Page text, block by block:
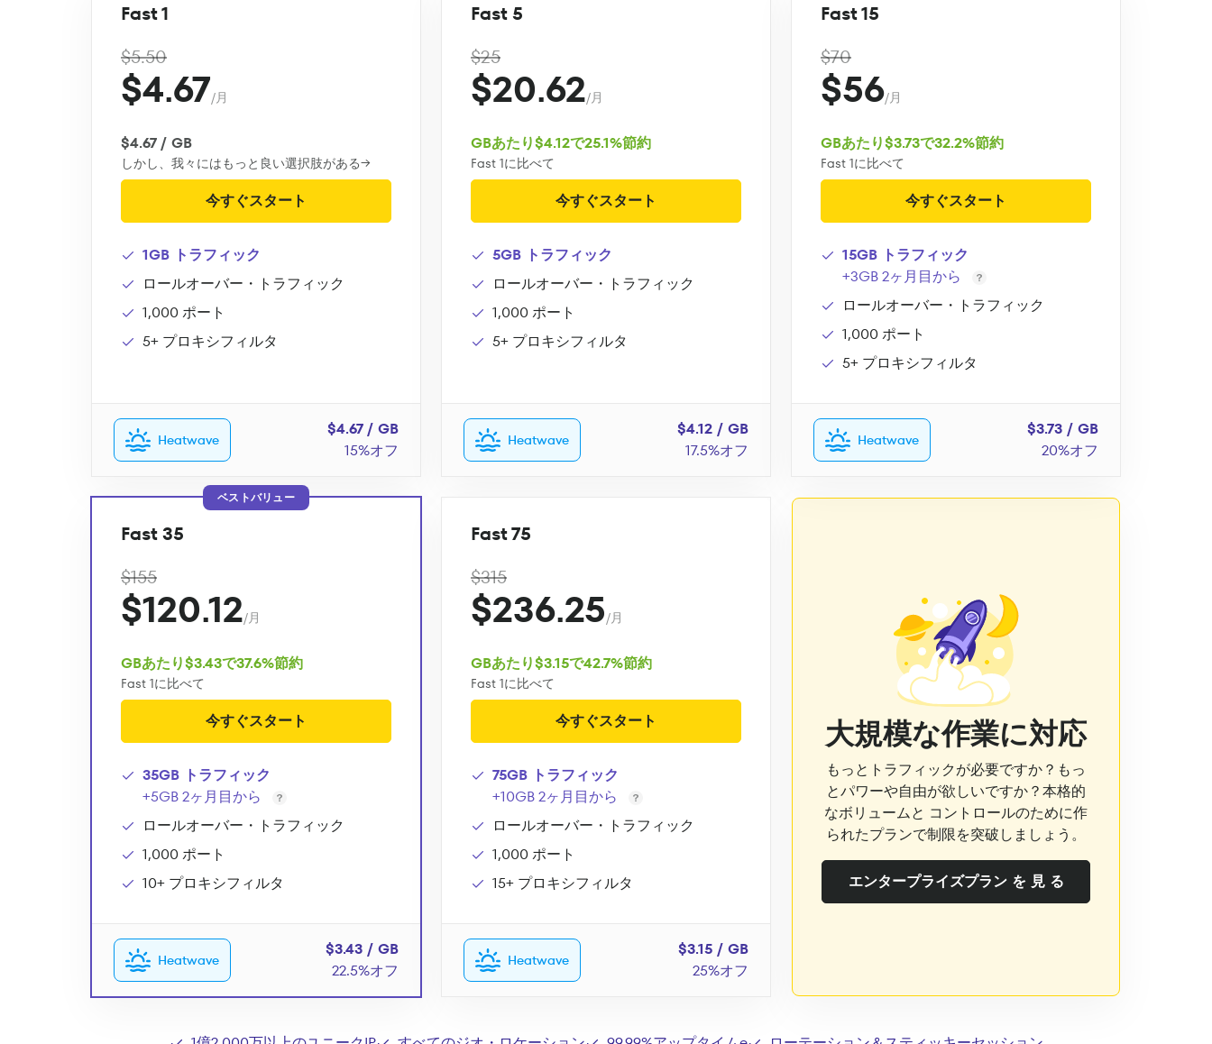
Fast 1
$5.50
$4.67/月
$4.67 / GB
しかし、我々にはもっと良い選択肢がある→
今すぐスタート
1GB トラフィック
ロールオーバー・トラフィック
1,000 ポート
5+ プロキシフィルタ
Heatwave
$4.67 / GB
15%オフ
Fast 5
$25
$20.62/月
GBあたり$4.12で25.1%節約
Fast 1に比べて
今すぐスタート
5GB トラフィック
ロールオーバー・トラフィック
1,000 ポート
5+ プロキシフィルタ
Heatwave
$4.12 / GB
17.5%オフ
Fast 15
$70
$56/月
GBあたり$3.73で32.2%節約
Fast 1に比べて
今すぐスタート
15GB トラフィック
+3GB 2ヶ月目から
ロールオーバー・トラフィック
1,000 ポート
5+ プロキシフィルタ
Heatwave
$3.73 / GB
20%オフ
ベストバリュー
Fast 35
$155
$120.12/月
GBあたり$3.43で37.6%節約
Fast 1に比べて
今すぐスタート
35GB トラフィック
+5GB 2ヶ月目から
ロールオーバー・トラフィック
1,000 ポート
10+ プロキシフィルタ
Heatwave
$3.43 / GB
22.5%オフ
Fast 75
$315
$236.25/月
GBあたり$3.15で42.7%節約
Fast 1に比べて
今すぐスタート
75GB トラフィック
+10GB 2ヶ月目から
ロールオーバー・トラフィック
1,000 ポート
15+ プロキシフィルタ
Heatwave
$3.15 / GB
25%オフ
大規模な作業に対応
もっとトラフィックが必要ですか？もっ
とパワーや自由が欲しいですか？本格的
なボリュームと コントロールのために作
られたプランで制限を突破しましょう。
エンタープライズプラン を 見 る